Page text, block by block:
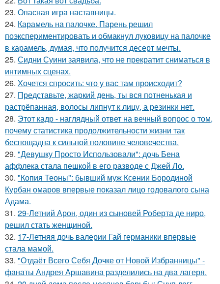
23. Опасная игра наставницы.
24. Карамель на палочке. Парень решил
поэкспериментировать и обмакнул луковицу на палочке
в карамель, думая, что получится десерт мечты.
25. Сидни Суини заявила, что не прекратит сниматься в
интимных сценах.
26. Хочется спросить: что у вас там происходит?
27. Представьте, жаркий день, ты вся потненькая и
растрёпанная, волосы липнут к лицу, а резинки нет.
28. Этот кадр - наглядный ответ на вечный вопрос о том,
почему статистика продолжительности жизни так
беспощадна к сильной половине человечества.
29. "Девушку Просто Использовали": дочь Бена
аффлека стала пешкой в его разводе с Джей Ло.
30. "Копия Теоны": бывший муж Ксении Бородиной
Курбан омаров впервые показал лицо годовалого сына
Адама.
31. 29-Летний Арон, один из сыновей Роберта де ниро,
решил стать женщиной.
32. 17-Летняя дочь валерии Гай германики впервые
стала мамой.
33. "Отдаёт Всего Себя Дочке от Новой Избранницы" -
фанаты Андрея Аршавина разделились на два лагеря.